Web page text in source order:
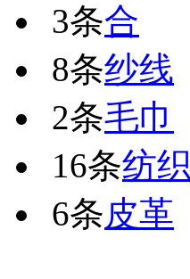
3条合
8条纱线
2条毛巾
16条纺织
6条皮革